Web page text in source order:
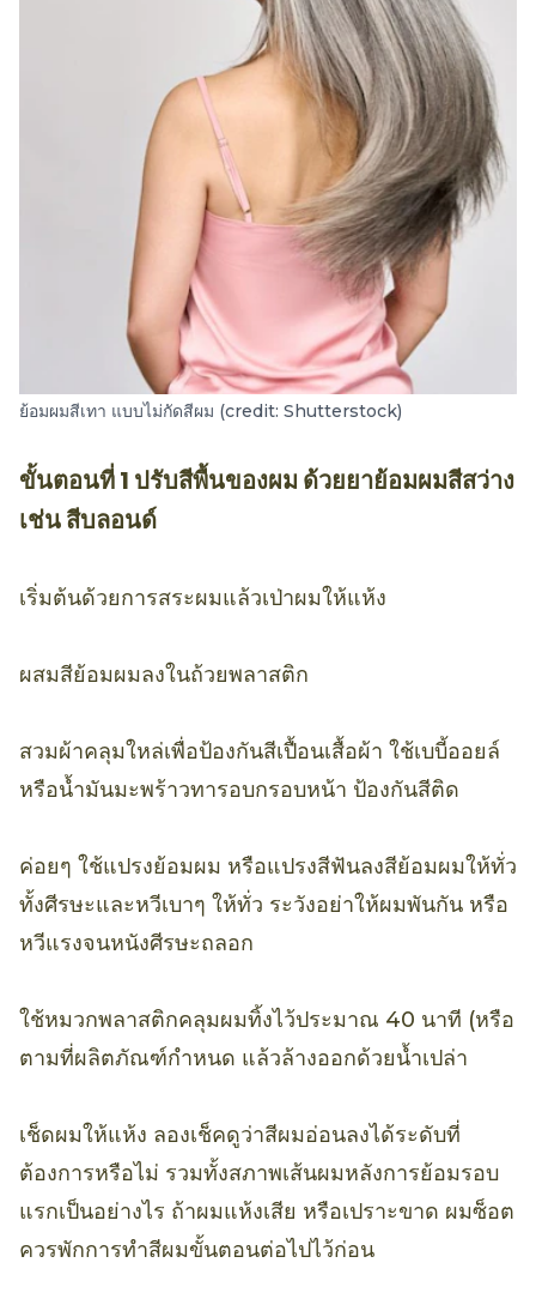
ย้อมผมสีเทา แบบไม่กัดสีผม (credit: Shutterstock)
ขั้นตอนที่ 1 ปรับสีพื้นของผม ด้วยยาย้อมผมสีสว่าง
เช่น สีบลอนด์
เริ่มต้นด้วยการสระผมแล้วเป่าผมให้แห้ง
ผสมสีย้อมผมลงในถ้วยพลาสติก
สวมผ้าคลุมใหล่เพื่อป้องกันสีเปื้อนเสื้อผ้า ใช้เบบี้ออยล์
หรือน้ำมันมะพร้าวทารอบกรอบหน้า ป้องกันสีติด
ค่อยๆ ใช้แปรงย้อมผม หรือแปรงสีฟันลงสีย้อมผมให้ทั่ว
ทั้งศีรษะและหวีเบาๆ ให้ทั่ว ระวังอย่าให้ผมพันกัน หรือ
หวีแรงจนหนังศีรษะถลอก
ใช้หมวกพลาสติกคลุมผมทิ้งไว้ประมาณ 40 นาที (หรือ
ตามที่ผลิตภัณฑ์กำหนด แล้วล้างออกด้วยน้ำเปล่า
เช็ดผมให้แห้ง ลองเช็คดูว่าสีผมอ่อนลงได้ระดับที่
ต้องการหรือไม่ รวมทั้งสภาพเส้นผมหลังการย้อมรอบ
แรกเป็นอย่างไร ถ้าผมแห้งเสีย หรือเปราะขาด ผมซ็อต
ควรพักการทำสีผมขั้นตอนต่อไปไว้ก่อน